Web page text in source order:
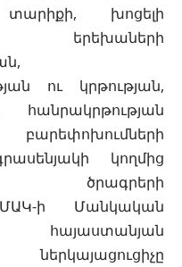
խոցելի
ու կրթության,
կողմից
ծրագրերի
ՄԱԿ-ի Մանկական
հայաստանյան